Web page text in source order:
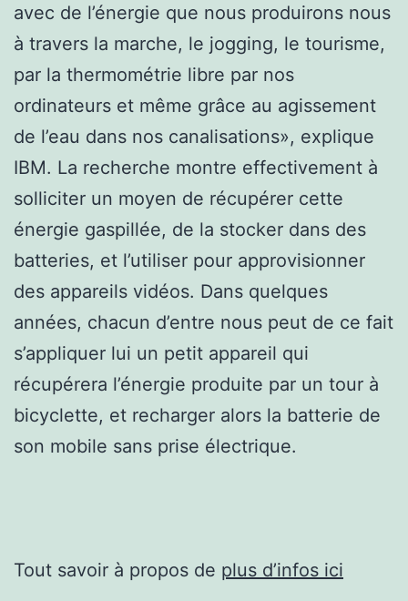
avec de l’énergie que nous produirons nous
à travers la marche, le jogging, le tourisme,
par la thermométrie libre par nos
ordinateurs et même grâce au agissement
de l’eau dans nos canalisations», explique
IBM. La recherche montre effectivement à
solliciter un moyen de récupérer cette
énergie gaspillée, de la stocker dans des
batteries, et l’utiliser pour approvisionner
des appareils vidéos. Dans quelques
années, chacun d’entre nous peut de ce fait
s’appliquer lui un petit appareil qui
récupérera l’énergie produite par un tour à
bicyclette, et recharger alors la batterie de
son mobile sans prise électrique.
Tout savoir à propos de plus d’infos ici